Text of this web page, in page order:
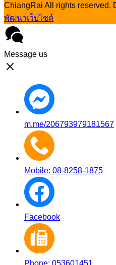
ChiangRai All rights reserved.
พัฒนาเว็บไซต์
Message us
m.me/206793979181567
Mobile: 08-8258-1875
Facebook
Phone: 053601451